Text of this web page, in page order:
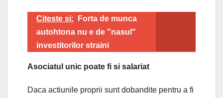
Citeste si:
Forta de munca
autohtona nu e de "nasul"
investitorilor straini
Asociatul unic poate fi si salariat
Daca actiunile proprii sunt dobandite pentru a fi